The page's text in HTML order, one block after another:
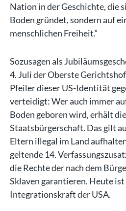
Nation in der Geschichte, die
Boden gründet, sondern auf
menschlichen Freiheit.“
Sozusagen als
4. Juli der Oberste
Pfeiler dieser US-Identität
verteidigt: Wer auch immer
Boden geboren wird, erhält
Staatsbürgerschaft. Das gilt
Eltern illegal im Land
geltende 14.
die Rechte der nach dem
Sklaven garantieren. Heute
Integrationskraft der USA.